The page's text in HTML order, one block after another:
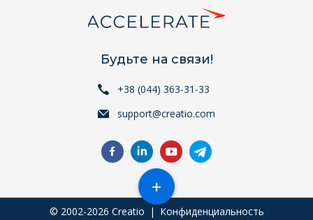
Будьте на связи!
+38 (044) 363-31-33
support@creatio.com
© 2002-2026 Creatio | Конфиденциальность
+